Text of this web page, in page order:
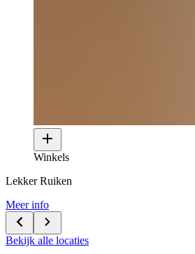
Winkels
Lekker Ruiken
Meer info
Bekijk alle locaties